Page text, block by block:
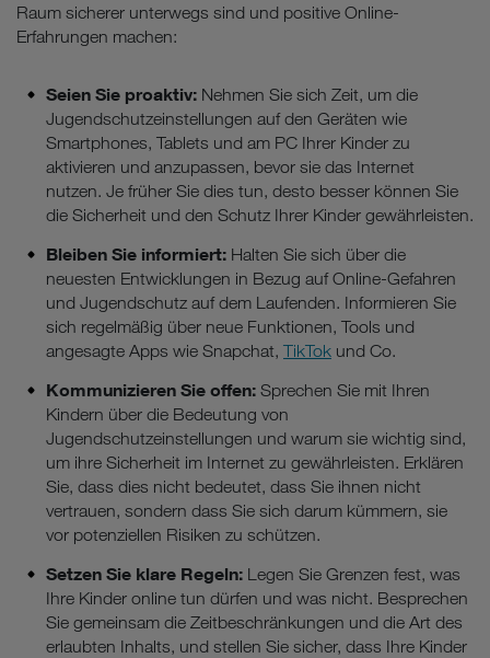
Raum sicherer unterwegs sind und positive Online-
Erfahrungen machen:
Seien Sie proaktiv: Nehmen Sie sich Zeit, um die
Jugendschutzeinstellungen auf den Geräten wie
Smartphones, Tablets und am PC Ihrer Kinder zu
aktivieren und anzupassen, bevor sie das Internet
nutzen. Je früher Sie dies tun, desto besser können Sie
die Sicherheit und den Schutz Ihrer Kinder gewährleisten.
Bleiben Sie informiert: Halten Sie sich über die
neuesten Entwicklungen in Bezug auf Online-Gefahren
und Jugendschutz auf dem Laufenden. Informieren Sie
sich regelmäßig über neue Funktionen, Tools und
angesagte Apps wie Snapchat, TikTok und Co.
Kommunizieren Sie offen: Sprechen Sie mit Ihren
Kindern über die Bedeutung von
Jugendschutzeinstellungen und warum sie wichtig sind,
um ihre Sicherheit im Internet zu gewährleisten. Erklären
Sie, dass dies nicht bedeutet, dass Sie ihnen nicht
vertrauen, sondern dass Sie sich darum kümmern, sie
vor potenziellen Risiken zu schützen.
Setzen Sie klare Regeln: Legen Sie Grenzen fest, was
Ihre Kinder online tun dürfen und was nicht. Besprechen
Sie gemeinsam die Zeitbeschränkungen und die Art des
erlaubten Inhalts, und stellen Sie sicher, dass Ihre Kinder